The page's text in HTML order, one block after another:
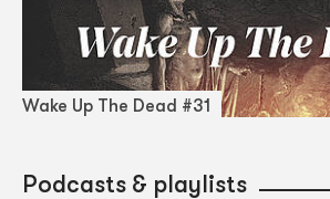
Wake Up The Dead #31
Podcasts & playlists